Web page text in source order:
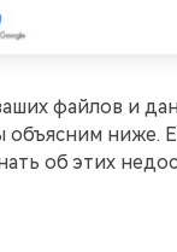
файлов и
объясним ниже.
об этих